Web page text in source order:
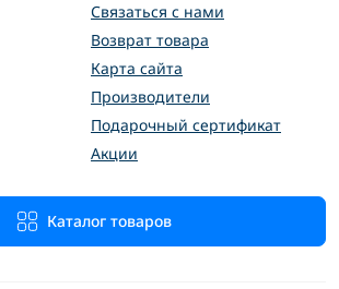
Связаться с нами
Возврат товара
Карта сайта
Производители
Подарочный сертификат
Акции
Каталог товаров